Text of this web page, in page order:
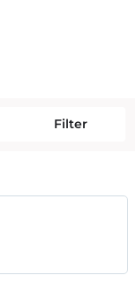
Filter